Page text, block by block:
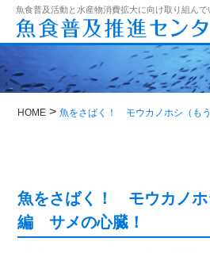
魚食普及活動と水産物消費拡大に向け取り組んで
HOME >魚をさばく！ モウカノホシ（も
魚をさばく！ モウカノホ
編 サメの心臓！